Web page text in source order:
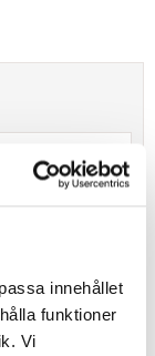
innehållet
funktioner
Vi